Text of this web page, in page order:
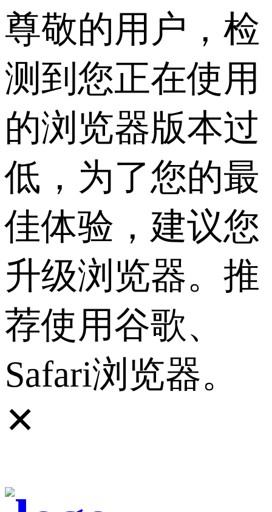
尊敬的用户，检
测到您正在使用
的浏览器版本过
低，为了您的最
佳体验，建议您
升级浏览器。推
荐使用谷歌、
Safari浏览器。
✕